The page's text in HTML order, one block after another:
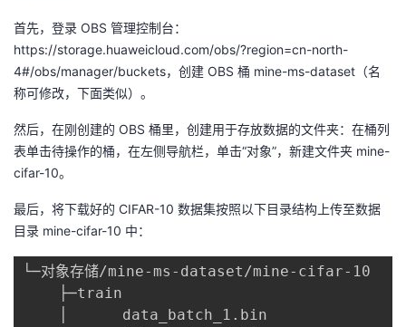
证
实
验
的
收
藏
持
建
议
首先，登录 OBS 管理控制台：
https://storage.huaweicloud.com/obs/?region=cn-north-
4#/obs/manager/buckets，创建 OBS 桶 mine-ms-dataset（名
称可修改，下面类似）。
然后，在刚创建的 OBS 桶里，创建用于存放数据的文件夹：在桶列
表单击待操作的桶，在左侧导航栏，单击“对象”，新建文件夹 mine-
cifar-10。
最后，将下载好的 CIFAR-10 数据集按照以下目录结构上传至数据
目录 mine-cifar-10 中：
└─对象存储/mine-ms-dataset/mine-cifar-10
    ├─train
    │      data_batch_1.bin